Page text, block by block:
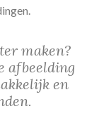
maken?
afbeelding
en